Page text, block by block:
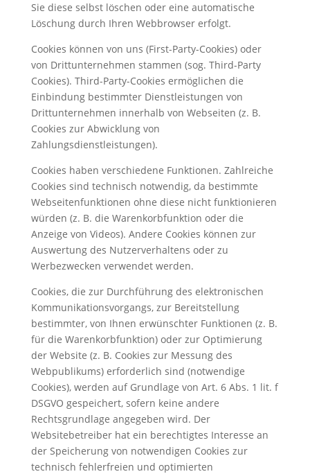
Sie diese selbst löschen oder eine automatische
Löschung durch Ihren Webbrowser erfolgt.
Cookies können von uns (First-Party-Cookies) oder
von Drittunternehmen stammen (sog. Third-Party
Cookies). Third-Party-Cookies ermöglichen die
Einbindung bestimmter Dienstleistungen von
Drittunternehmen innerhalb von Webseiten (z. B.
Cookies zur Abwicklung von
Zahlungsdienstleistungen).
Cookies haben verschiedene Funktionen. Zahlreiche
Cookies sind technisch notwendig, da bestimmte
Webseitenfunktionen ohne diese nicht funktionieren
würden (z. B. die Warenkorbfunktion oder die
Anzeige von Videos). Andere Cookies können zur
Auswertung des Nutzerverhaltens oder zu
Werbezwecken verwendet werden.
Cookies, die zur Durchführung des elektronischen
Kommunikationsvorgangs, zur Bereitstellung
bestimmter, von Ihnen erwünschter Funktionen (z. B.
für die Warenkorbfunktion) oder zur Optimierung
der Website (z. B. Cookies zur Messung des
Webpublikums) erforderlich sind (notwendige
Cookies), werden auf Grundlage von Art. 6 Abs. 1 lit. f
DSGVO gespeichert, sofern keine andere
Rechtsgrundlage angegeben wird. Der
Websitebetreiber hat ein berechtigtes Interesse an
der Speicherung von notwendigen Cookies zur
technisch fehlerfreien und optimierten